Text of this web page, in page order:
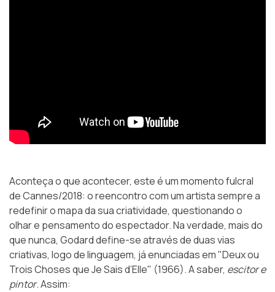
Aconteça o que acontecer, este é um momento fulcral
de Cannes/2018: o reencontro com um artista sempre a
redefinir o mapa da sua criatividade, questionando o
olhar e pensamento do espectador. Na verdade, mais do
que nunca, Godard define-se através de duas vias
criativas, logo de linguagem, já enunciadas em "Deux ou
Trois Choses que Je Sais d’Elle" (1966). A saber, escitor e
pintor. Assim: